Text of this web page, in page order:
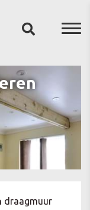
draagmuur